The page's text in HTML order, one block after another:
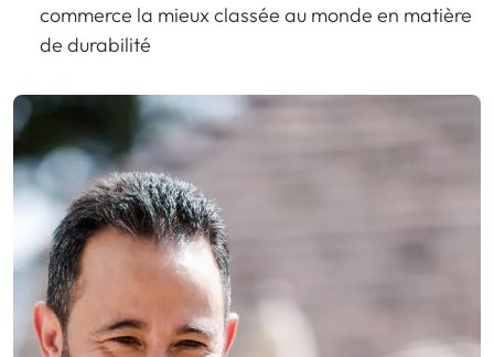
commerce la mieux classée au monde en matière
de durabilité